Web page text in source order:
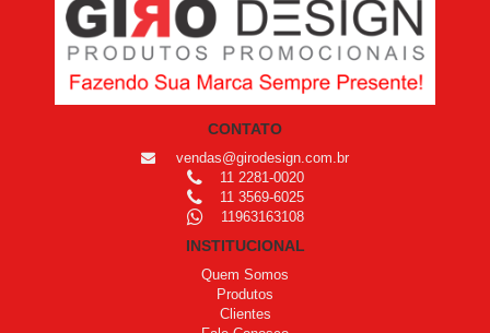
CONTATO
vendas@girodesign.com.br
11 2281-0020
11 3569-6025
11963163108
INSTITUCIONAL
Quem Somos
Produtos
Clientes